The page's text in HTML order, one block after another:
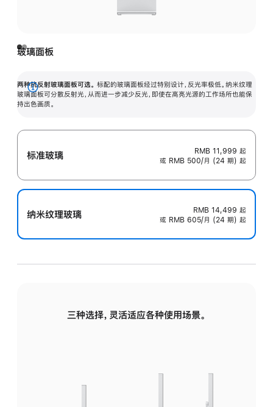
玻璃面板
两种抗反射玻璃面板可选。 标配的玻璃面板经过特别设计，反光率极低。纳米纹理
玻璃面板可分散反射光，从而进一步减少反光，即使在高亮光源的工作场所也能保
持出色画质。
展
开
标准玻璃 RMB 11,999 起
或 RMB 500/月 (24 期) 起
纳米纹理玻璃 RMB 14,499 起
或 RMB 605/月 (24 期) 起
三种选择，灵活适应各种使用场景。